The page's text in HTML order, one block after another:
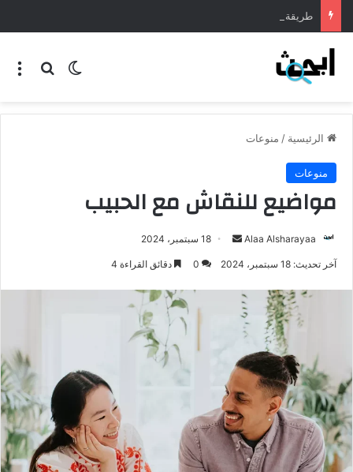
طريقة عمل المنسف الاردني
الرئيسية / منوعات
منوعات
مواضيع للنقاش مع الحبيب
Alaa Alsharayaa 18 سبتمبر، 2024
آخر تحديث: 18 سبتمبر، 2024 0 دقائق القراءة 4